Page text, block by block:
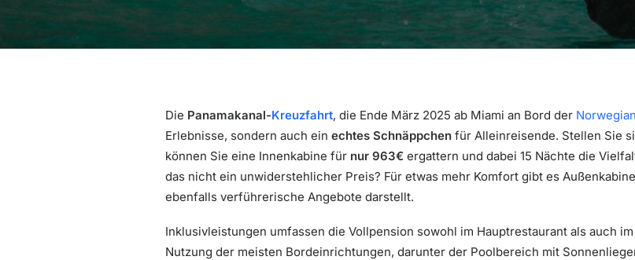
Die Panamakanal-Kreuzfahrt, die Ende März 2025 ab Miami an Bord der Norwegian
Erlebnisse, sondern auch ein echtes Schnäppchen für Alleinreisende. Stellen Sie
können Sie eine Innenkabine für nur 963€ ergattern und dabei 15 Nächte die
das nicht ein unwiderstehlicher Preis? Für etwas mehr Komfort gibt es
ebenfalls verführerische Angebote darstellt.
Inklusivleistungen umfassen die Vollpension sowohl im Hauptrestaurant als auch
Nutzung der meisten Bordeinrichtungen, darunter der Poolbereich mit